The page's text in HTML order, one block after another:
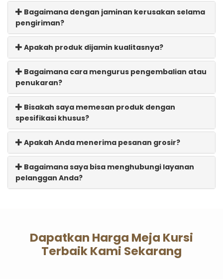
Bagaimana dengan jaminan kerusakan selama
pengiriman?
Apakah produk dijamin kualitasnya?
Bagaimana cara mengurus pengembalian atau
penukaran?
Bisakah saya memesan produk dengan
spesifikasi khusus?
Apakah Anda menerima pesanan grosir?
Bagaimana saya bisa menghubungi layanan
pelanggan Anda?
Dapatkan Harga Meja Kursi
Terbaik Kami Sekarang